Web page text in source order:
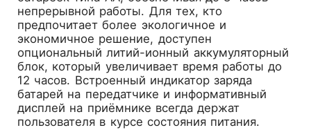
непрерывной работы. Для тех, кто
предпочитает более экологичное и
экономичное решение, доступен
опциональный литий-ионный аккумуляторный
блок, который увеличивает время работы до
12 часов. Встроенный индикатор заряда
батарей на передатчике и информативный
дисплей на приёмнике всегда держат
пользователя в курсе состояния питания.